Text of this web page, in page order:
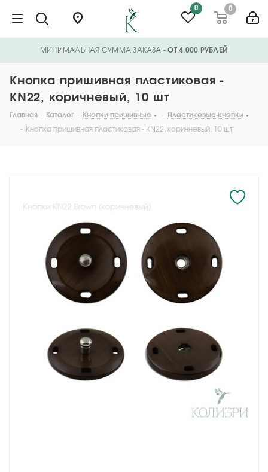
0 0
МИНИМАЛЬНАЯ СУММА ЗАКАЗА - ОТ 4.000 РУБЛЕЙ
Кнопка пришивная пластиковая -
KN22, коричневый, 10 шт
Главная - Каталог - Кнопки пришивные - Пластиковые кнопки
- Кнопка пришивная пластиковая - KN22, коричневый, 10 шт